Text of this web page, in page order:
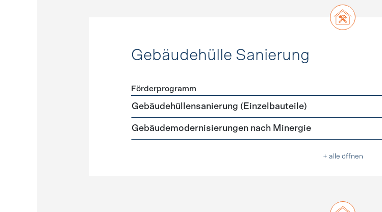
Gebäudehülle Sanierung
Förderprogramme Gebäudehülle Sanierung
Förderprogramm
Gebäudehüllensanierung (Einzelbauteile)
Gebäudemodernisierungen nach Minergie
+ alle öffnen